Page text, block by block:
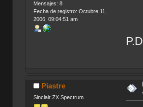
Mensajes: 8
Fecha de registro: Octubre 11,
2006, 09:04:51 am
Piastre
Sinclair ZX Spectrum